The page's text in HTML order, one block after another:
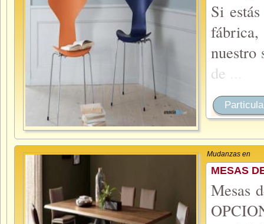
Si
nuestro
de
Mudanzas en
MESAS
Mesas